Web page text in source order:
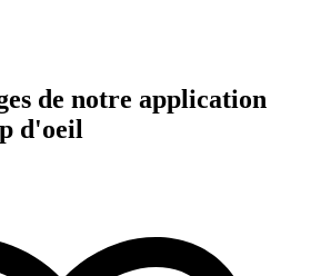
de notre application
d'oeil